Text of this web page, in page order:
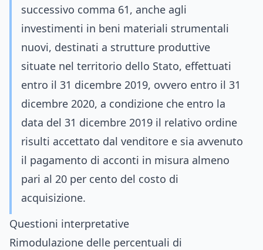
successivo comma 61, anche agli
investimenti in beni materiali strumentali
nuovi, destinati a strutture produttive
situate nel territorio dello Stato, effettuati
entro il 31 dicembre 2019, ovvero entro il 31
dicembre 2020, a condizione che entro la
data del 31 dicembre 2019 il relativo ordine
risulti accettato dal venditore e sia avvenuto
il pagamento di acconti in misura almeno
pari al 20 per cento del costo di
acquisizione.
Questioni interpretative
Rimodulazione delle percentuali di